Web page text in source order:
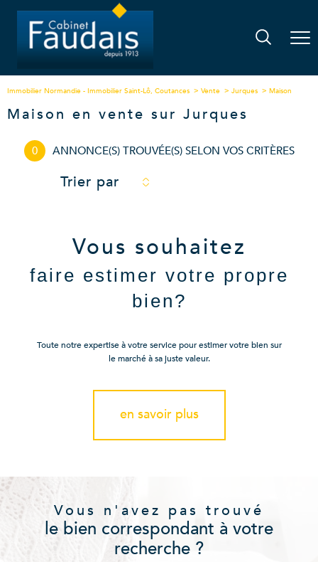
Immobilier Normandie - Immobilier Saint-Lô, Coutances Vente Jurques Maison
Maison en vente sur Jurques
0 ANNONCE(S) TROUVÉE(S) SELON VOS CRITÈRES
Trier par
Vous souhaitez
faire estimer votre propre
bien?
Toute notre expertise à votre service pour estimer votre bien sur
le marché à sa juste valeur.
en savoir plus
Vous n'avez pas trouvé
le bien correspondant à votre
recherche ?